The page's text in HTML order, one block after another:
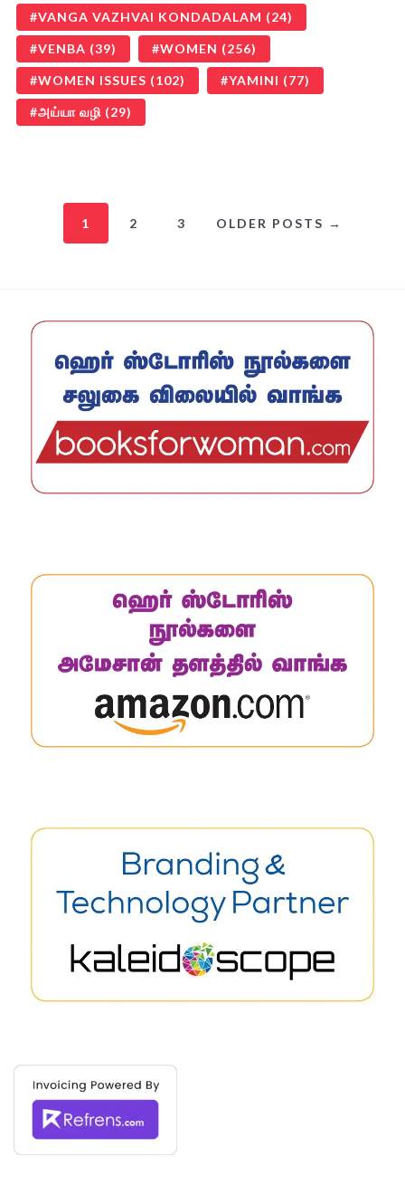
VANGA VAZHVAI KONDADALAM (24)
VENBA (39) WOMEN (256)
WOMEN ISSUES (102) YAMINI (77)
அய்யா வழி (29)
1 2 3 OLDER POSTS →